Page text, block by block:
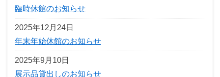
臨時休館のお知らせ
2025年12月24日
年末年始休館のお知らせ
2025年9月10日
展示品貸出しのお知らせ